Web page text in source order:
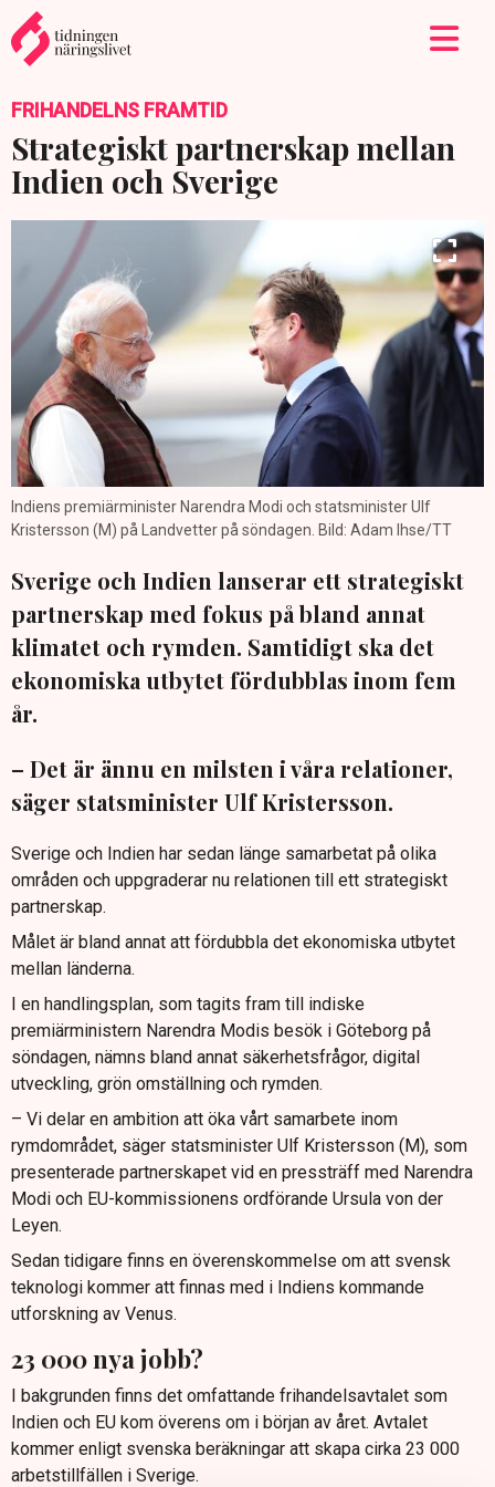
FRIHANDELNS FRAMTID
Strategiskt partnerskap mellan
Indien och Sverige
Indiens premiärminister Narendra Modi och statsminister Ulf
Kristersson (M) på Landvetter på söndagen. Bild: Adam Ihse/TT
Sverige och Indien lanserar ett strategiskt
partnerskap med fokus på bland annat
klimatet och rymden. Samtidigt ska det
ekonomiska utbytet fördubblas inom fem
år.
– Det är ännu en milsten i våra relationer,
säger statsminister Ulf Kristersson.
Sverige och Indien har sedan länge samarbetat på olika
områden och uppgraderar nu relationen till ett strategiskt
partnerskap.
Målet är bland annat att fördubbla det ekonomiska utbytet
mellan länderna.
I en handlingsplan, som tagits fram till indiske
premiärministern Narendra Modis besök i Göteborg på
söndagen, nämns bland annat säkerhetsfrågor, digital
utveckling, grön omställning och rymden.
– Vi delar en ambition att öka vårt samarbete inom
rymdområdet, säger statsminister Ulf Kristersson (M), som
presenterade partnerskapet vid en pressträff med Narendra
Modi och EU-kommissionens ordförande Ursula von der
Leyen.
Sedan tidigare finns en överenskommelse om att svensk
teknologi kommer att finnas med i Indiens kommande
utforskning av Venus.
23 000 nya jobb?
I bakgrunden finns det omfattande frihandelsavtalet som
Indien och EU kom överens om i början av året. Avtalet
kommer enligt svenska beräkningar att skapa cirka 23 000
arbetstillfällen i Sverige.